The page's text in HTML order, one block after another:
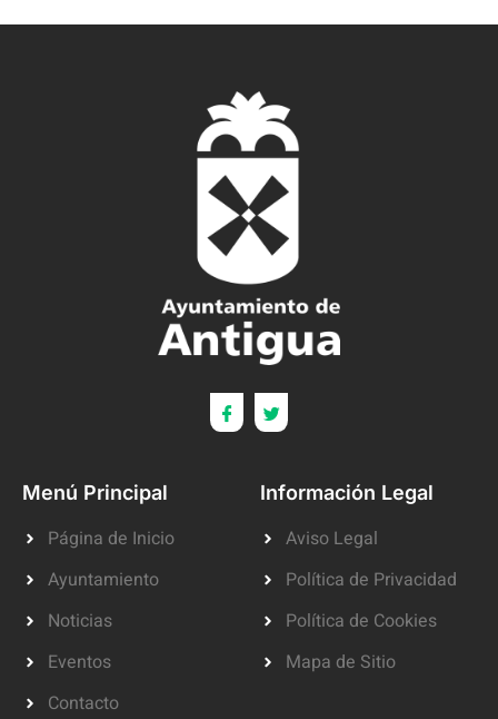
Menú Principal
Página de Inicio
Ayuntamiento
Noticias
Eventos
Contacto
Información Legal
Aviso Legal
Política de Privacidad
Política de Cookies
Mapa de Sitio